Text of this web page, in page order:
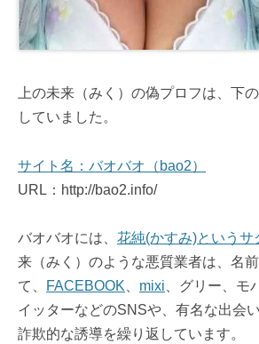
上の未来（みく）の偽プロフは、下
していました。
サイト名：バオバオ（bao2）
URL：http://bao2.info/
バオバオには、 花純(かすみ)というサ
来（みく）のような悪質業者は、名
て、
FACEBOOK mixi 、グリー、モ
イッターなどのSNSや、有名な出会
詐欺的な誘導を繰り返しています。